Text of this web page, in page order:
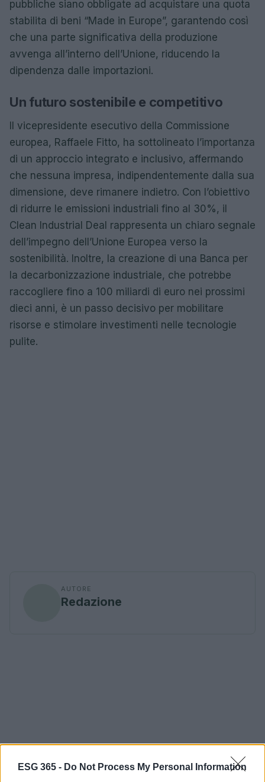
ESG 365 - Do Not Process My Personal Information
pubbliche siano obbligate ad acquistare una quota
stabilita di beni “Made in Europe”, garantendo così
che una parte significativa della produzione
avvenga all’interno dell’Unione, riducendo la
dipendenza dalle importazioni.
Un futuro sostenibile e competitivo
Il vicepresidente esecutivo della Commissione
europea, Raffaele Fitto, ha sottolineato l’importanza
di un approccio integrato e inclusivo, affermando
che nessuna impresa, indipendentemente dalla sua
dimensione, deve rimanere indietro. Con l’obiettivo
di ridurre le emissioni industriali fino al 30%, il
Clean Industrial Deal rappresenta un chiaro segnale
dell’impegno dell’Unione Europea verso la
sostenibilità. Inoltre, la creazione di una Banca per
la decarbonizzazione industriale, che potrebbe
raccogliere fino a 100 miliardi di euro nei prossimi
dieci anni, è un passo decisivo per mobilitare
risorse e stimolare investimenti nelle tecnologie
pulite.
AUTORE
Redazione